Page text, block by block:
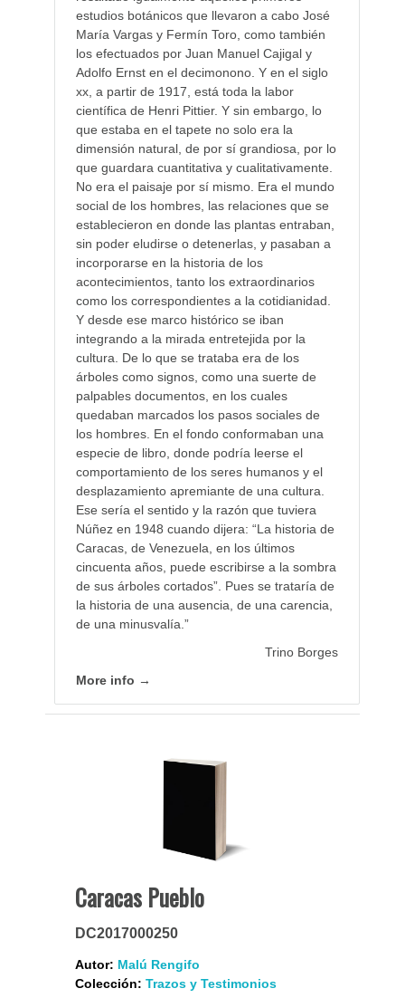
estudios botánicos que llevaron a cabo José
María Vargas y Fermín Toro, como también
los efectuados por Juan Manuel Cajigal y
Adolfo Ernst en el decimonono. Y en el siglo
xx, a partir de 1917, está toda la labor
científica de Henri Pittier. Y sin embargo, lo
que estaba en el tapete no solo era la
dimensión natural, de por sí grandiosa, por lo
que guardara cuantitativa y cualitativamente.
No era el paisaje por sí mismo. Era el mundo
social de los hombres, las relaciones que se
establecieron en donde las plantas entraban,
sin poder eludirse o detenerlas, y pasaban a
incorporarse en la historia de los
acontecimientos, tanto los extraordinarios
como los correspondientes a la cotidianidad.
Y desde ese marco histórico se iban
integrando a la mirada entretejida por la
cultura. De lo que se trataba era de los
árboles como signos, como una suerte de
palpables documentos, en los cuales
quedaban marcados los pasos sociales de
los hombres. En el fondo conformaban una
especie de libro, donde podría leerse el
comportamiento de los seres humanos y el
desplazamiento apremiante de una cultura.
Ese sería el sentido y la razón que tuviera
Núñez en 1948 cuando dijera: “La historia de
Caracas, de Venezuela, en los últimos
cincuenta años, puede escribirse a la sombra
de sus árboles cortados”. Pues se trataría de
la historia de una ausencia, de una carencia,
de una minusvalía.”
Trino Borges
More info →
Caracas Pueblo
DC2017000250
Autor: Malú Rengifo
Colección: Trazos y Testimonios